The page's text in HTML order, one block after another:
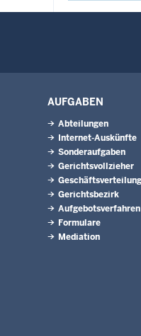
AUFGABEN
Abteilungen
Internet-Auskünfte
Sonderaufgaben
Gerichtsvollzieher
Geschäftsverteilung
Gerichtsbezirk
Aufgebotsverfahren
Formulare
Mediation